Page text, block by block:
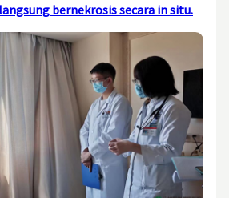
bernekrosis secara in situ.